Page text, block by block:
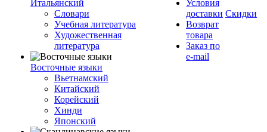
Итальянский
Словари
Учебная литература
Художественная
литература
Восточные языки
Вьетнамский
Китайский
Корейский
Хинди
Японский
Условия
доставки
Возврат
товара
Заказ по
e-mail
Скидки